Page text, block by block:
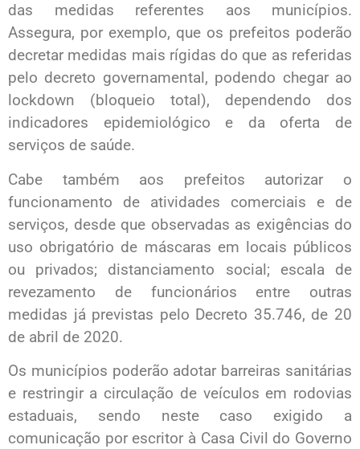
das medidas referentes aos municípios.
Assegura, por exemplo, que os prefeitos poderão
decretar medidas mais rígidas do que as referidas
pelo decreto governamental, podendo chegar ao
lockdown (bloqueio total), dependendo dos
indicadores epidemiológico e da oferta de
serviços de saúde.
Cabe também aos prefeitos autorizar o
funcionamento de atividades comerciais e de
serviços, desde que observadas as exigências do
uso obrigatório de máscaras em locais públicos
ou privados; distanciamento social; escala de
revezamento de funcionários entre outras
medidas já previstas pelo Decreto 35.746, de 20
de abril de 2020.
Os municípios poderão adotar barreiras sanitárias
e restringir a circulação de veículos em rodovias
estaduais, sendo neste caso exigido a
comunicação por escritor à Casa Civil do Governo